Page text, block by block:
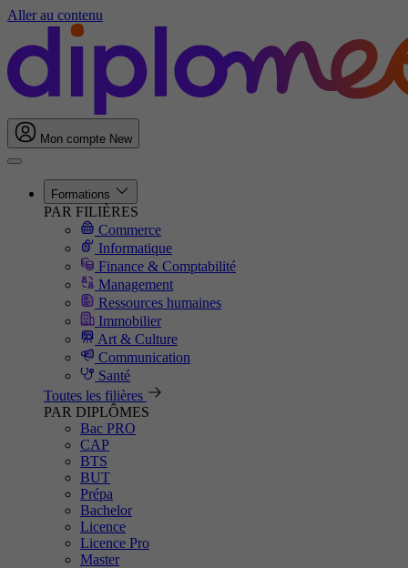
Aller au contenu
Mon compte New
Formations
PAR FILIÈRES
Commerce
Informatique
Finance & Comptabilité
Management
Ressources humaines
Immobilier
Art & Culture
Communication
Santé
Toutes les filières
PAR DIPLÔMES
Bac PRO
CAP
BTS
BUT
Prépa
Bachelor
Licence
Licence Pro
Master